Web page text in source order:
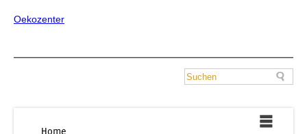
Oekozenter
Home